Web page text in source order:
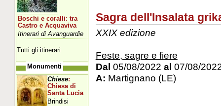
Sagra dell'Insalata
XXIX edizione
Feste, sagre e fiere
Dal 05/08/2022 al 07/08/
A: Martignano (LE)
Boschi e coralli: tra
Castro e Acquaviva
Itinerari di Avanguardie
Tutti gli itinerari
Monumenti
Chiese:
Chiesa di
Santa Lucia
Brindisi